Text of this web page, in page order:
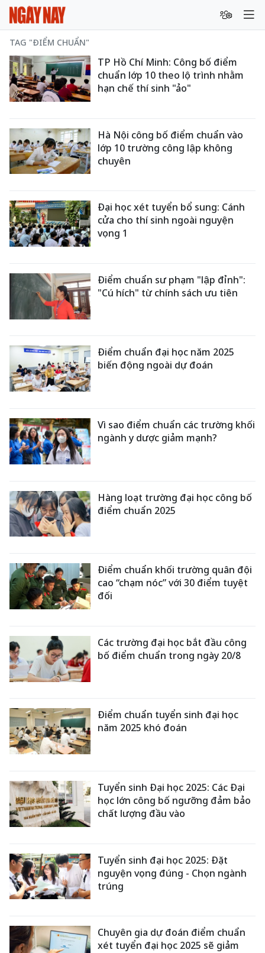
TAG "ĐIỂM CHUẨN"
TP Hồ Chí Minh: Công bố điểm
chuẩn lớp 10 theo lộ trình nhằm
hạn chế thí sinh "ảo"
Hà Nội công bố điểm chuẩn vào
lớp 10 trường công lập không
chuyên
Đại học xét tuyển bổ sung: Cánh
cửa cho thí sinh ngoài nguyện
vọng 1
Điểm chuẩn sư phạm "lập đỉnh":
"Cú hích" từ chính sách ưu tiên
Điểm chuẩn đại học năm 2025
biến động ngoài dự đoán
Vì sao điểm chuẩn các trường khối
ngành y dược giảm mạnh?
Hàng loạt trường đại học công bố
điểm chuẩn 2025
Điểm chuẩn khối trường quân đội
cao “chạm nóc” với 30 điểm tuyệt
đối
Các trường đại học bắt đầu công
bố điểm chuẩn trong ngày 20/8
Điểm chuẩn tuyển sinh đại học
năm 2025 khó đoán
Tuyển sinh Đại học 2025: Các Đại
học lớn công bố ngưỡng đảm bảo
chất lượng đầu vào
Tuyển sinh đại học 2025: Đặt
nguyện vọng đúng - Chọn ngành
trúng
Chuyên gia dự đoán điểm chuẩn
xét tuyển đại học 2025 sẽ giảm